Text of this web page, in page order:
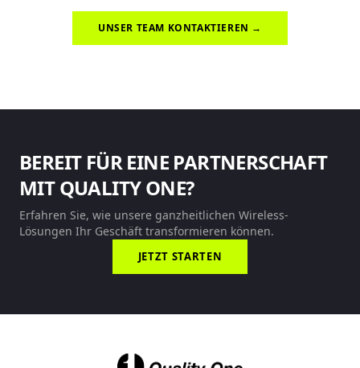
UNSER TEAM KONTAKTIEREN →
BEREIT FÜR EINE PARTNERSCHAFT
MIT QUALITY ONE?
Erfahren Sie, wie unsere ganzheitlichen Wireless-
Lösungen Ihr Geschäft transformieren können.
JETZT STARTEN